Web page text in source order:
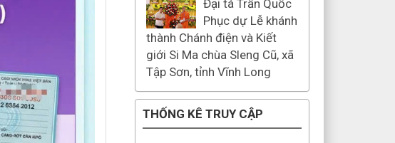
Đại tá Trần Quốc
Phục dự Lễ khánh
thành Chánh điện và Kiết
giới Si Ma chùa Sleng Cũ, xã
Tập Sơn, tỉnh Vĩnh Long
THỐNG KÊ TRUY CẬP